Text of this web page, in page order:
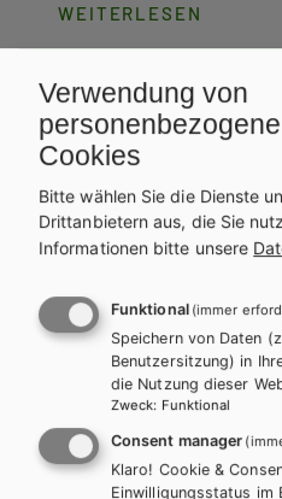
im Kontext.
WEITERLESEN
Weitere
Verwendung von
Cookies
Bitte wählen Sie die Dienste
Drittanbietern aus, die Sie
Informationen bitte unsere
Funktional (immer
Speichern von Daten
Benutzersitzung) in
die Nutzung dieser
Zweck: Funktional
Consent manager
Klaro! Cookie &
Einwilligungsstatus im